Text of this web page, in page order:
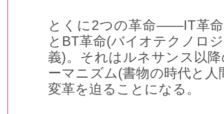
とくに2つの革命――IT革
とBT革命(バイオテクノロ
義)。それはルネサンス以
ーマニズム(書物の時代と人
変革を迫ることになる。